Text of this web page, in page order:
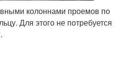
колоннами проемов по
Для этого не потребуется